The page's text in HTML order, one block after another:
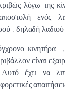
λόγω της
ενός
, δηλαδή λαδιού
κινητήρα ,
είναι
έχει να